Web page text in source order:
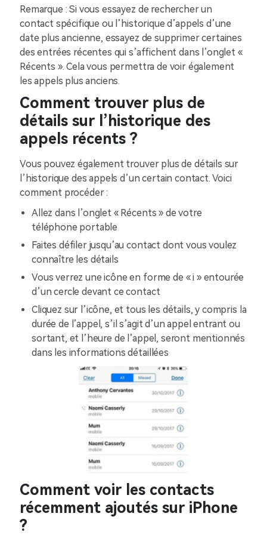
Remarque : Si vous essayez de rechercher un
contact spécifique ou l’historique d’appels d’une
date plus ancienne, essayez de supprimer certaines
des entrées récentes qui s’affichent dans l’onglet «
Récents ». Cela vous permettra de voir également
les appels plus anciens.
Comment trouver plus de
détails sur l’historique des
appels récents ?
Vous pouvez également trouver plus de détails sur
l’historique des appels d’un certain contact. Voici
comment procéder :
Allez dans l’onglet « Récents » de votre
téléphone portable
Faites défiler jusqu’au contact dont vous voulez
connaître les détails
Vous verrez une icône en forme de « i » entourée
d’un cercle devant ce contact
Cliquez sur l’icône, et tous les détails, y compris la
durée de l’appel, s’il s’agit d’un appel entrant ou
sortant, et l’heure de l’appel, seront mentionnés
dans les informations détaillées
Comment voir les contacts
récemment ajoutés sur iPhone
?